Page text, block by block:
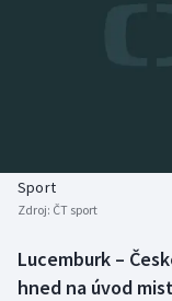
Biatlon
Boby a skeleton
Aplikace ČT sport
AZ kvíz
Sport
Zdroj: ČT sport
Lucemburk –
hned na úvod